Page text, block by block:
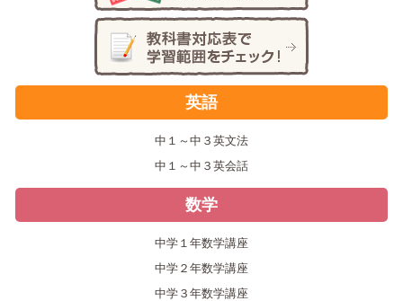
英語
中１～中３英文法
中１～中３英会話
数学
中学１年数学講座
中学２年数学講座
中学３年数学講座